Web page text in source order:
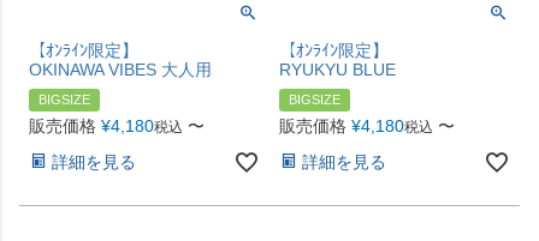
【ｵﾝﾗｲﾝ限定】
OKINAWA VIBES 大人用
BIGSIZE
販売価格 ¥4,180税込 〜
詳細を見る
【ｵﾝﾗｲﾝ限定】
RYUKYU BLUE
BIGSIZE
販売価格 ¥4,180税込 〜
詳細を見る